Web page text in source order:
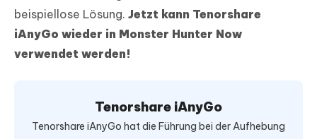
beispiellose Lösung. Jetzt kann Tenorshare
iAnyGo wieder in Monster Hunter Now
verwendet werden!
Tenorshare iAnyGo
Tenorshare iAnyGo hat die Führung bei der Aufhebung